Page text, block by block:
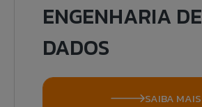
ENGENHARIA DE
DADOS
SAIBA MAIS